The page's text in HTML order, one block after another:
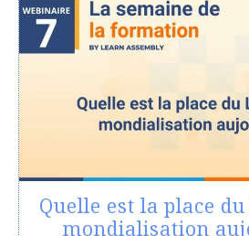
Quelle est la place
mondialisation